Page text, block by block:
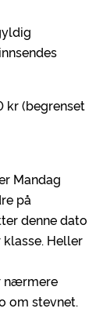
kr (begrenset
Mandag
på
denne dato
Heller
nærmere
om stevnet.